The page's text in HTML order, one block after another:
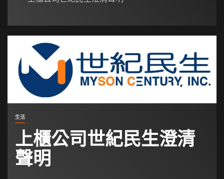
生活
上櫃公司世紀民生澄清
聲明